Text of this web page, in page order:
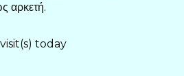
αρκετή.
today